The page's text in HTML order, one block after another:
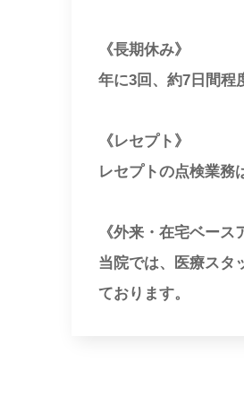
《長期休み》
年に3回、約7日間程
《レセプト》
レセプトの点検業務
《外来・在宅ベース
当院では、医療スタ
ております。